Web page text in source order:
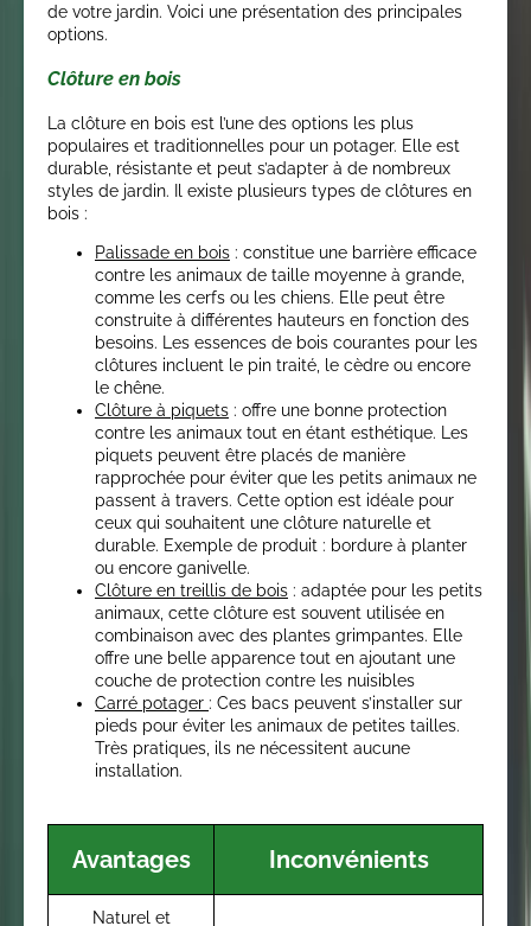
de votre jardin. Voici une présentation des principales
options.
Clôture en bois
La clôture en bois est l’une des options les plus
populaires et traditionnelles pour un potager. Elle est
durable, résistante et peut s’adapter à de nombreux
styles de jardin. Il existe plusieurs types de clôtures en
bois :
Palissade en bois : constitue une barrière efficace
contre les animaux de taille moyenne à grande,
comme les cerfs ou les chiens. Elle peut être
construite à différentes hauteurs en fonction des
besoins. Les essences de bois courantes pour les
clôtures incluent le pin traité, le cèdre ou encore
le chêne.
Clôture à piquets : offre une bonne protection
contre les animaux tout en étant esthétique. Les
piquets peuvent être placés de manière
rapprochée pour éviter que les petits animaux ne
passent à travers. Cette option est idéale pour
ceux qui souhaitent une clôture naturelle et
durable. Exemple de produit : bordure à planter
ou encore ganivelle.
Clôture en treillis de bois : adaptée pour les petits
animaux, cette clôture est souvent utilisée en
combinaison avec des plantes grimpantes. Elle
offre une belle apparence tout en ajoutant une
couche de protection contre les nuisibles
Carré potager : Ces bacs peuvent s’installer sur
pieds pour éviter les animaux de petites tailles.
Très pratiques, ils ne nécessitent aucune
installation.
Avantages Inconvénients
Naturel et